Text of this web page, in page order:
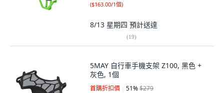
($163.00/1個)
8/13 星期四 預計送達
(19)
5MAY 自行車手機支架 Z100, 黑色 +
灰色, 1個
首購折扣價 51%$279